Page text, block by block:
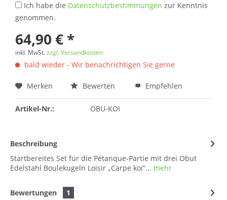
Ich habe die Datenschutzbestimmungen zur Kenntnis
genommen.
64,90 € *
inkl. MwSt.zzgl. Versandkosten
bald wieder - Wir benachrichtigen Sie gerne
Merken Bewerten Empfehlen
Artikel-Nr.: OBU-KOI
Beschreibung
Startbereites Set für die Pétanque-Partie mit drei Obut
Edelstahl Boulekugeln Loisir „Carpe koï“... mehr
Bewertungen
1